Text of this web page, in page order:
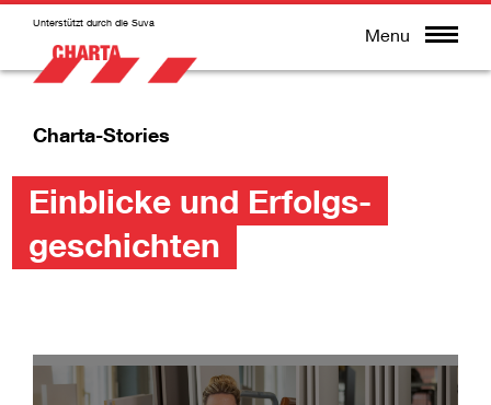
Unterstützt durch die Suva
Menu
Charta-Stories
Einblicke und Erfolgs­
geschichten